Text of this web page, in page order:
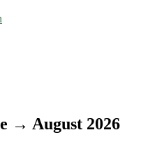
→ August 2026